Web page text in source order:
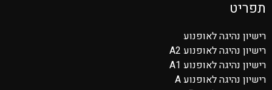
תפריט
רישיון נהיגה לאופנוע
רישיון נהיגה לאופנוע A2
רישיון נהיגה לאופנוע A1
רישיון נהיגה לאופנוע A